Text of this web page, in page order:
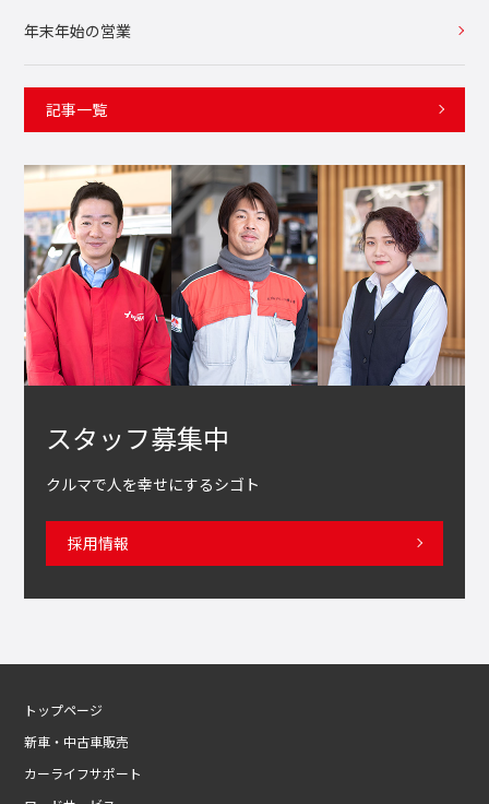
年末年始の営業
記事一覧
スタッフ募集中
クルマで人を幸せにするシゴト
採用情報
トップページ
新車・中古車販売
カーライフサポート